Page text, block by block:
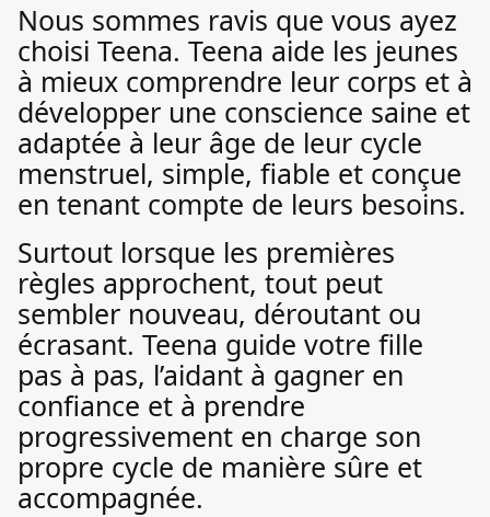
Nous sommes ravis que vous ayez
choisi Teena. Teena aide les jeunes
à mieux comprendre leur corps et à
développer une conscience saine et
adaptée à leur âge de leur cycle
menstruel, simple, fiable et conçue
en tenant compte de leurs besoins.
Surtout lorsque les premières
règles approchent, tout peut
sembler nouveau, déroutant ou
écrasant. Teena guide votre fille
pas à pas, l’aidant à gagner en
confiance et à prendre
progressivement en charge son
propre cycle de manière sûre et
accompagnée.